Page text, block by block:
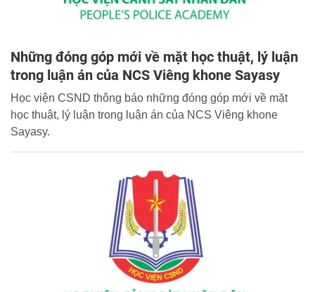
Những đóng góp mới về mặt học thuật, lý luận
trong luận án của NCS Viêng khone Sayasy
Học viện CSND thông báo những đóng góp mới về mặt
học thuật, lý luận trong luận án của NCS Viêng khone
Sayasy.